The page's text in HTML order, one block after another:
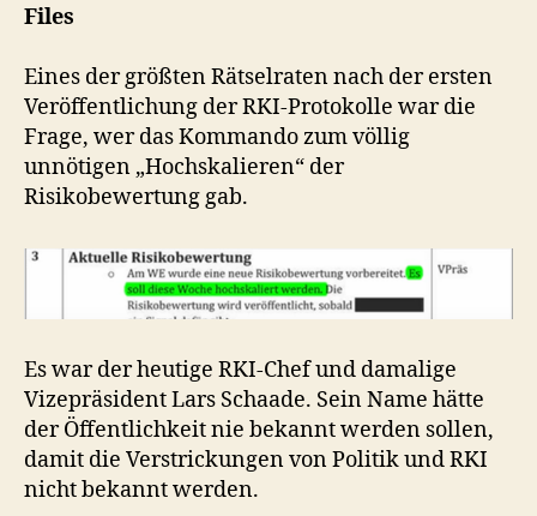
Files
Eines der größten Rätselraten nach der ersten
Veröffentlichung der RKI-Protokolle war die
Frage, wer das Kommando zum völlig
unnötigen „Hochskalieren“ der
Risikobewertung gab.
Es war der heutige RKI-Chef und damalige
Vizepräsident Lars Schaade. Sein Name hätte
der Öffentlichkeit nie bekannt werden sollen,
damit die Verstrickungen von Politik und RKI
nicht bekannt werden.